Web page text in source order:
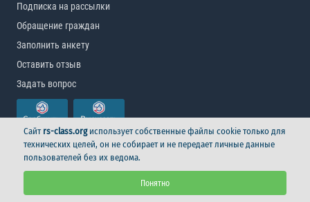
Подписка на рассылки
Обращение граждан
Заполнить анкету
Оставить отзыв
Задать вопрос
© Российский морской регистр судоходства, 2026
Логотип
Сайт rs-class.orgиспользует собственные файлы cookie только для
технических целей, он не собирает и не передает личные данные
пользователей без их ведома.
Понятно